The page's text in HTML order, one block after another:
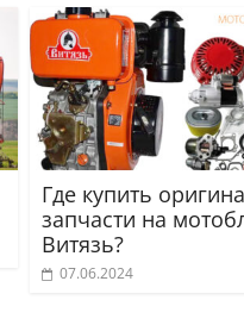
Где купить
запчасти на
Витязь?
07.06.2024